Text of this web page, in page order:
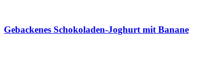
Gebackenes Schokoladen-Joghurt mit Banane